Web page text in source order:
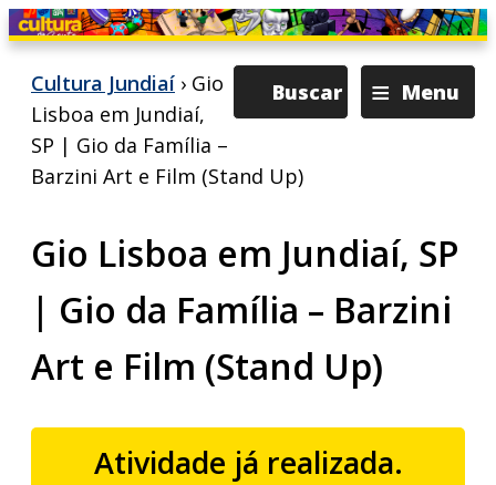
≡ Menu
Buscar
Cultura Jundiaí › Gio
Lisboa em Jundiaí,
SP | Gio da Família –
Barzini Art e Film (Stand Up)
Gio Lisboa em Jundiaí, SP
| Gio da Família – Barzini
Art e Film (Stand Up)
Atividade já realizada.